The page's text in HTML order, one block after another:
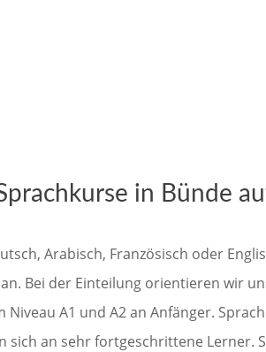
in Bünde
Arabisch, Französisch oder
Bei der Einteilung orientieren wir
Niveau A1 und A2 an Anfänger.
sich an sehr fortgeschrittene